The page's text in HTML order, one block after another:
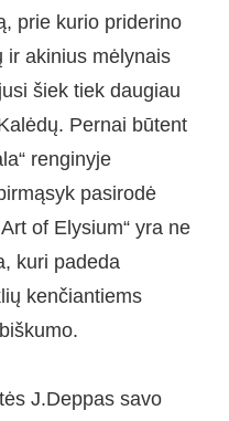
prie kurio priderino
ir akinius mėlynais
šiek tiek daugiau
Pernai būtent
renginyje
pasirodė
of Elysium“ yra ne
kuri padeda
kenčiantiems
J.Deppas savo